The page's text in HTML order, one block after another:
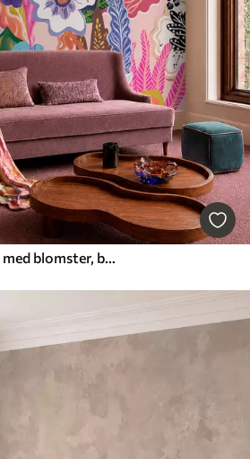
Et livligt tropisk motiv med blomster, blade og farverige frugter